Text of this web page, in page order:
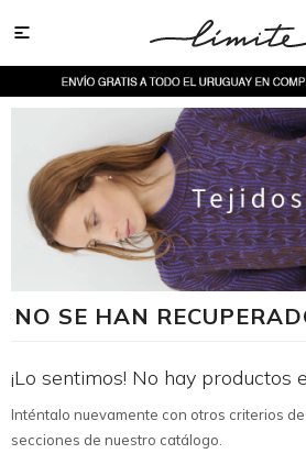

NO SE HAN
¡Lo sentimos! No hay productos
Inténtalo nuevamente con otros criterios
secciones de nuestro catálogo.